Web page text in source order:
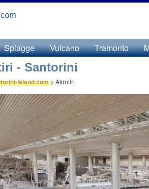
Spiagge Vulcano Tramonto
- Santorini
island.com > Akrotiri